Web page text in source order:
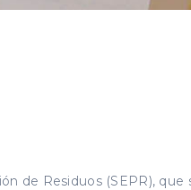
de Residuos (SEPR), que